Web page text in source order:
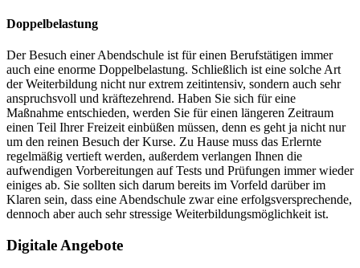
Doppelbelastung
Der Besuch einer Abendschule ist für einen Berufstätigen immer
auch eine enorme Doppelbelastung. Schließlich ist eine solche Art
der Weiterbildung nicht nur extrem zeitintensiv, sondern auch sehr
anspruchsvoll und kräftezehrend. Haben Sie sich für eine
Maßnahme entschieden, werden Sie für einen längeren Zeitraum
einen Teil Ihrer Freizeit einbüßen müssen, denn es geht ja nicht nur
um den reinen Besuch der Kurse. Zu Hause muss das Erlernte
regelmäßig vertieft werden, außerdem verlangen Ihnen die
aufwendigen Vorbereitungen auf Tests und Prüfungen immer wieder
einiges ab. Sie sollten sich darum bereits im Vorfeld darüber im
Klaren sein, dass eine Abendschule zwar eine erfolgsversprechende,
dennoch aber auch sehr stressige Weiterbildungsmöglichkeit ist.
Digitale Angebote